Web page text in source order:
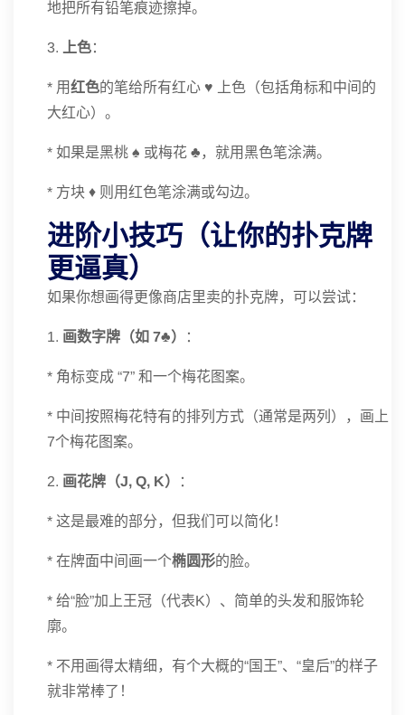
地把所有铅笔痕迹擦掉。
3. 上色：
* 用红色的笔给所有红心 ♥️ 上色（包括角标和中间的
大红心）。
* 如果是黑桃 ♠️ 或梅花 ♣️，就用黑色笔涂满。
* 方块 ♦️ 则用红色笔涂满或勾边。
进阶小技巧（让你的扑克牌
更逼真）
如果你想画得更像商店里卖的扑克牌，可以尝试：
1. 画数字牌（如 7♣） ：
* 角标变成 “7” 和一个梅花图案。
* 中间按照梅花特有的排列方式（通常是两列），画上
7个梅花图案。
2. 画花牌（J, Q, K） ：
* 这是最难的部分，但我们可以简化！
* 在牌面中间画一个椭圆形的脸。
* 给“脸”加上王冠（代表K）、简单的头发和服饰轮
廓。
* 不用画得太精细，有个大概的“国王”、“皇后”的样子
就非常棒了！